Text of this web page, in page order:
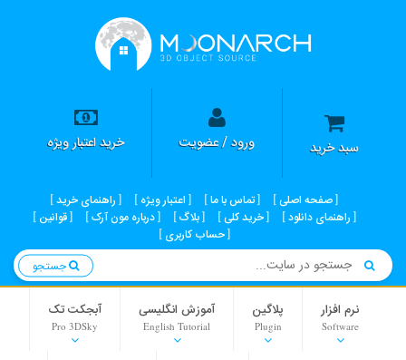
سبد خرید ورود / عضویت خرید اعتبار ویژه
صفحه اصلی تماس با ما اعتبار ویژه
راهنمای خرید
راهنمای دانلود
خرید کلی بلاگ درباره مون آرک
قوانین
حساب کاربری
نرم افزار
Software
پلاگین
Plugin
آموزش انگلیسی
English Tutorial
آبجکت تک
Pro 3DSky